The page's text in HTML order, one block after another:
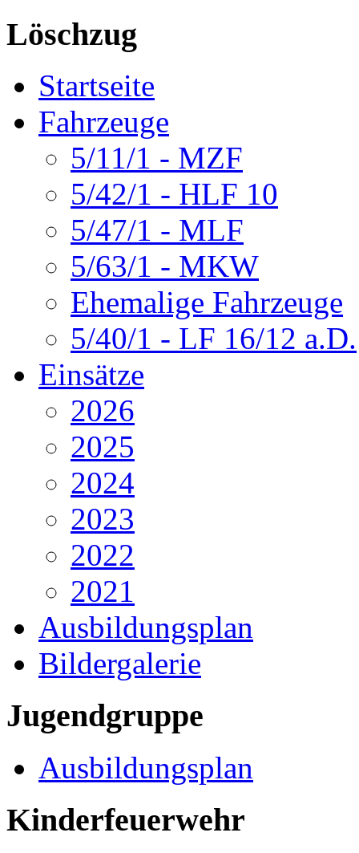
Löschzug
Startseite
Fahrzeuge
5/11/1 - MZF
5/42/1 - HLF 10
5/47/1 - MLF
5/63/1 - MKW
Ehemalige Fahrzeuge
5/40/1 - LF 16/12 a.D.
Einsätze
2026
2025
2024
2023
2022
2021
Ausbildungsplan
Bildergalerie
Jugendgruppe
Ausbildungsplan
Kinderfeuerwehr